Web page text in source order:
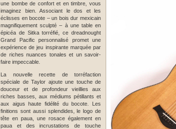
une bombe de confort et en timbre, vous
imaginez bien. Associant le dos et les
éclisses en bocote – un bois dur mexicain
magnifiquement sculpté – à une table en
épicéa de Sitka torréfié, ce dreadnought
Grand Pacific personnalisé promet une
expérience de jeu inspirante marquée par
de riches nuances tonales et un savoir-
faire impeccable.
La nouvelle recette de torréfaction
spéciale de Taylor ajoute une touche de
douceur et de profondeur vieillies aux
riches basses, aux médiums pétillants et
aux aigus haute fidélité du bocote. Les
finitions sont aussi splendides, le logo de
tête en paua, une rosace également en
paua et des incrustations de touche